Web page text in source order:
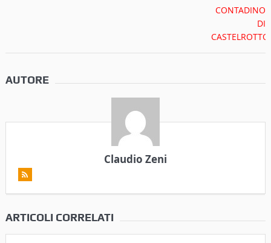
AUTORE
Claudio Zeni
ARTICOLI CORRELATI